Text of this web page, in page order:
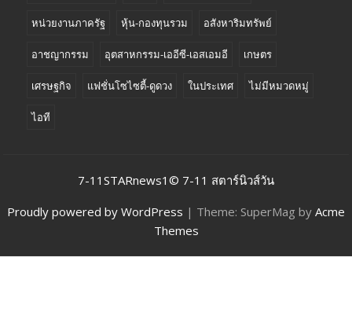
หน่วยงานภาครัฐ หุ้น-กองทุนรวม อสังหาริมทรัพย์
อาชญากรรม อุตสาหกรรม-เออีซี-เอสเอมอี เกษตร
เศรษฐกิจ แฟชั่นโซไซตี้-ดูดวง ในประเทศ ไม่มีหมวดหมู่
ไอที
7-11STARnews1© 7-11 สตาร์นิวส์วัน
Proudly powered by WordPress | Theme: SuperMag by Acme
Themes